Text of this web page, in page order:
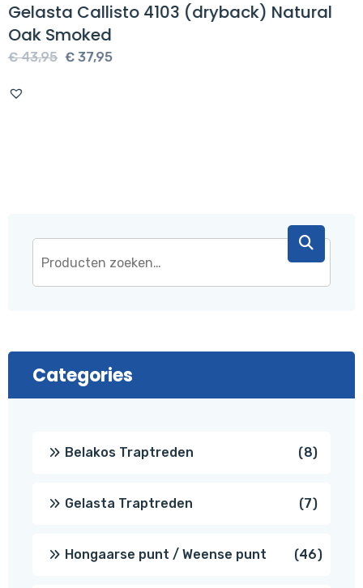
Gelasta Callisto 4103 (dryback) Natural
Oak Smoked
€43,95 Oorspronkelijke
€ 37,95Huidige
Categories
Belakos Traptreden 88
Gelasta Traptreden 77
Hongaarse punt / Weense punt 4646